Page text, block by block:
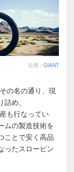
引用： GIANT
の名の通り、現
め、
も行なってい
ムの製造技術を
ことで安く高品
ったスローピン